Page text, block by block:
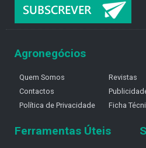
Agronegócios
Quem Somos
Contactos
Política de Privacidade
Revistas
Ficha
Ferramentas Úteis